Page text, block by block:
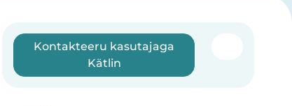
Kontakteeru kasutajaga
Kätlin